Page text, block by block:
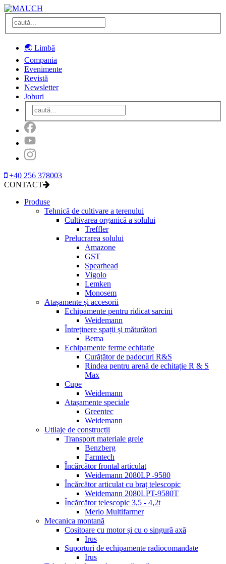
🌏 Limbă
Compania
Evenimente
Revistă
Newsletter
Joburi
+40 256 378003
CONTACT
Produse
Tehnică de cultivare a terenului
Cultivarea organică a solului
Treffler
Prelucrarea solului
Amazone
GST
Spearhead
Vigolo
Lemken
Monosem
Atașamente și accesorii
Echipamente pentru ridicat sarcini
Weidemann
Întreținere spații și măturători
Bema
Echipamente ferme echitație
Curățător de padocuri R&S
Rindea pentru arenă de echitație R & S
Max
Cupe
Weidemann
Atașamente speciale
Greentec
Weidemann
Utilaje de construcții
Transport materiale grele
Benzberg
Farmtech
Încărcător frontal articulat
Weidemann 2080LP -9580
Încărcător articulat cu braț telescopic
Weidemann 2080LPT-9580T
Încărcător telescopic 3,5 - 4,2t
Merlo Multifarmer
Mecanica montană
Cositoare cu motor și cu o singură axă
Irus
Suporturi de echipamente radiocomandate
Irus